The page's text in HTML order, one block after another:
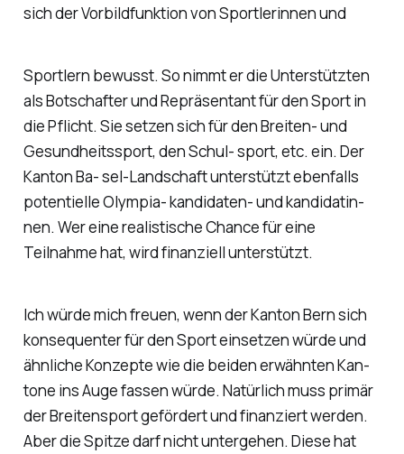
sich der Vorbildfunktion von Sportlerinnen und
Sportlern bewusst. So nimmt er die Unterstützten
als Botschafter und Repräsentant für den Sport in
die Pflicht. Sie setzen sich für den Breiten- und
Gesundheitssport, den Schul- sport, etc. ein. Der
Kanton Ba- sel-Landschaft unterstützt ebenfalls
potentielle Olympia- kandidaten- und kandidatin-
nen. Wer eine realistische Chance für eine
Teilnahme hat, wird finanziell unterstützt.
Ich würde mich freuen, wenn der Kanton Bern sich
konsequenter für den Sport einsetzen würde und
ähnliche Konzepte wie die beiden erwähnten Kan-
tone ins Auge fassen würde. Natürlich muss primär
der Breitensport gefördert und finanziert werden.
Aber die Spitze darf nicht untergehen. Diese hat